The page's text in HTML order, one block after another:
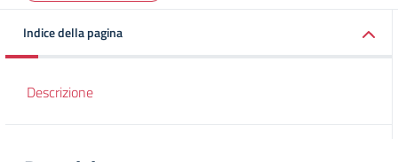
Indice della pagina
Descrizione